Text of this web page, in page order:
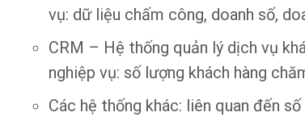
vụ: dữ liệu chấm công, doanh số,
CRM – Hệ thống quản lý dịch vụ
nghiệp vụ: số lượng khách hàng
Các hệ thống khác: liên quan đến